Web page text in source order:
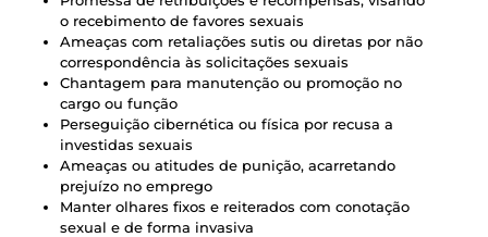
o recebimento de favores sexuais
Ameaças com retaliações sutis ou diretas por não
correspondência às solicitações sexuais
Chantagem para manutenção ou promoção no
cargo ou função
Perseguição cibernética ou física por recusa a
investidas sexuais
Ameaças ou atitudes de punição, acarretando
prejuízo no emprego
Manter olhares fixos e reiterados com conotação
sexual e de forma invasiva